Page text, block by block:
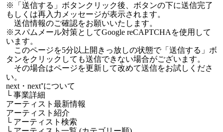
※「送信する」ボタンクリック後、ボタンの下に送信完了
もしくは再入力メッセージが表示されます。
送信情報のご確認をお願いいたします。
※スパムメール対策としてGoogle reCAPTCHAを使用して
います。
このページを5分以上開きっ放しの状態で「送信する」ボ
タンをクリックしても送信できない場合がございます。
その場合はページを更新して改めて送信をお試しくださ
い。
next・next⁺について
└事業詳細
アーティスト最新情報
アーティスト紹介
└ アーティスト検索